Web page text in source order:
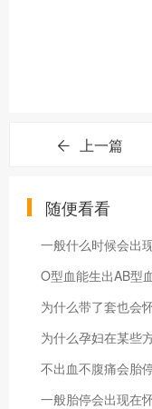
上一篇
随便看看
一般什么时候会出
O型血能生出AB型
为什么带了套也会
为什么孕妇在某些
不出血不腹痛会胎